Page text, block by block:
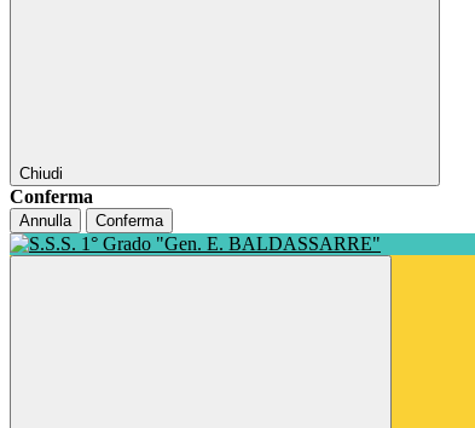
Chiudi
Conferma
Annulla Conferma